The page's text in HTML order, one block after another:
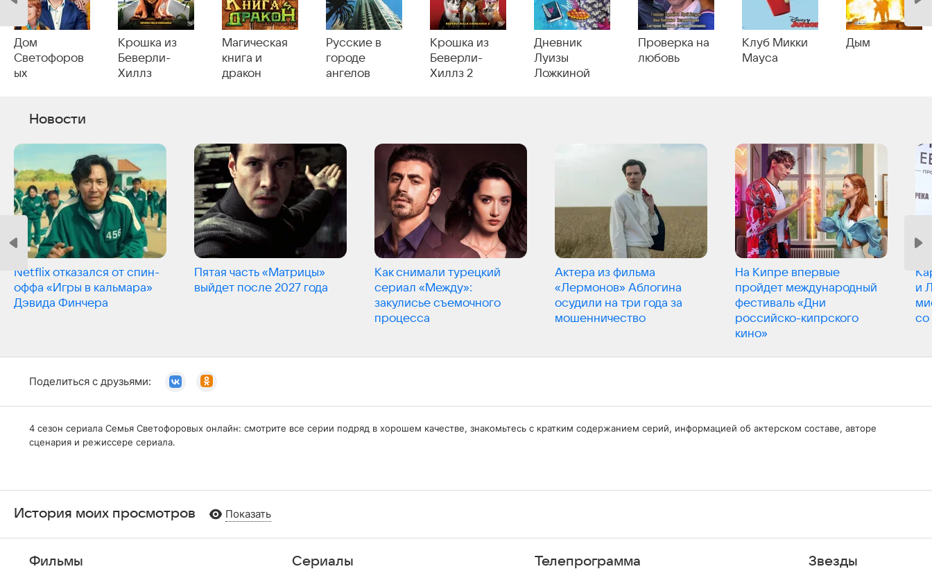
Дом
Светофоров
ых
Крошка из
Беверли-
Хиллз
Магическая
книга и
дракон
Русские в
городе
ангелов
Крошка из
Беверли-
Хиллз 2
Дневник
Луизы
Ложкиной
Проверка на
любовь
Клуб Микки
Мауса
Дым
Новости
Netflix отказался от спин-
оффа «Игры в кальмара»
Дэвида Финчера
Пятая часть «Матрицы»
выйдет после 2027 года
Как снимали турецкий
сериал «Между»:
закулисье съемочного
процесса
Актера из фильма
«Лермонов» Аблогина
осудили на три года за
мошенничество
На Кипре впервые
пройдет международный
фестиваль «Дни
российско-кипрского
кино»
и
со
Поделиться с друзьями:
4 сезон сериала Семья Светофоровых онлайн: смотрите все серии подряд в хорошем качестве, знакомьтесь с кратким содержанием серий, информацией об актерском составе, авторе
сценария и режиссере сериала.
История моих просмотров Показать
Фильмы Сериалы Телепрограмма Звезды